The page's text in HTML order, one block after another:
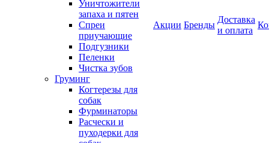
Уничтожители
запаха и пятен
Спреи
приучающие
Подгузники
Пеленки
Чистка зубов
Груминг
Когтерезы для
собак
Фурминаторы
Расчески и
пуходерки для
Акции Бренды
Доставка
и оплата